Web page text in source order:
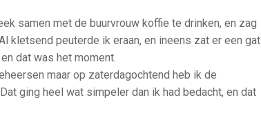
samen met de buurvrouw koffie te drinken, en zag
kletsend peuterde ik eraan, en ineens zat er een gat
dat was het moment.
maar op zaterdagochtend heb ik de
ging heel wat simpeler dan ik had bedacht, en dat